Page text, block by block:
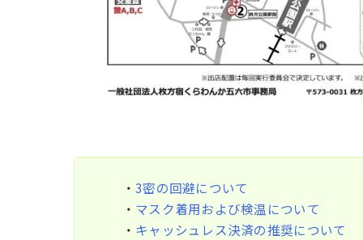
・3密の回避について
・ マスク着用および検温について
・ キャッシュレス決済の推奨について